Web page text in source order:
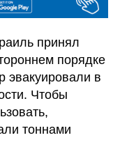
принял
порядке
в
Чтобы
тоннами